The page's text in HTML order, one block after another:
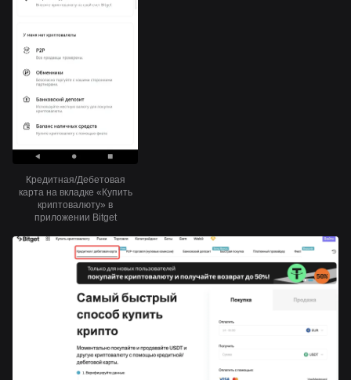
Кредитная/Дебетовая
карта на вкладке «Купить
криптовалюту» в
приложении Bitget